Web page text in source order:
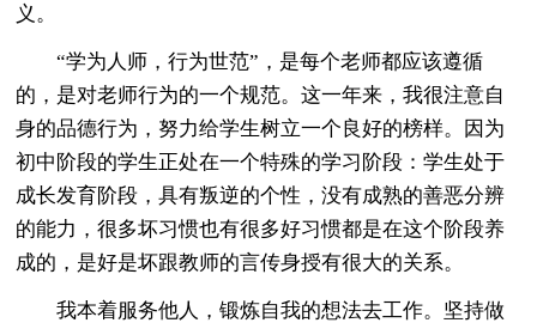
义。
“学为人师，行为世范”，是每个老师都应该遵循
的，是对老师行为的一个规范。这一年来，我很注意自
身的品德行为，努力给学生树立一个良好的榜样。因为
初中阶段的学生正处在一个特殊的学习阶段：学生处于
成长发育阶段，具有叛逆的个性，没有成熟的善恶分辨
的能力，很多坏习惯也有很多好习惯都是在这个阶段养
成的，是好是坏跟教师的言传身授有很大的关系。
我本着服务他人，锻炼自我的想法去工作。坚持做